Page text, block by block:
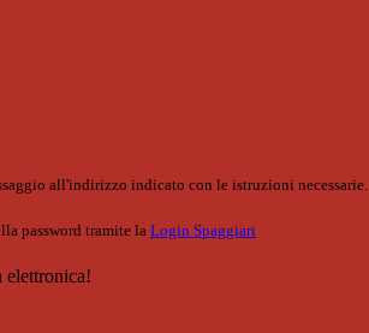
all'indirizzo indicato con le istruzioni necessarie.
password tramite la Login Spaggiari
elettronica!